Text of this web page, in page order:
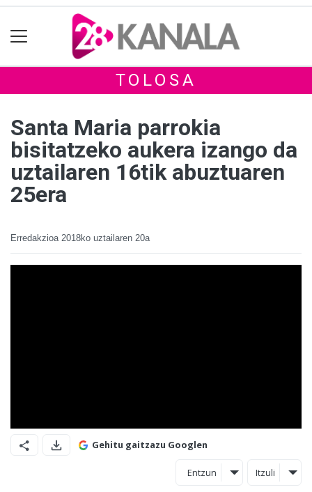
TOLOSA
Santa Maria parrokia
bisitatzeko aukera izango da
uztailaren 16tik abuztuaren
25era
Erredakzioa 2018ko uztailaren 20a
Gehitu gaitzazu Googlen
Entzun Itzuli